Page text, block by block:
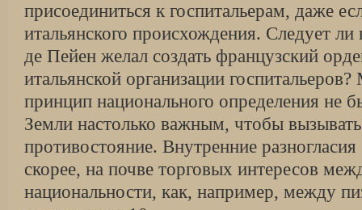
присоединиться к госпитальерам, даже
итальянского происхождения. Следует
де Пейен желал создать французский
итальянской организации
принцип национального определения не
Земли настолько важным, чтобы
противостояние. Внутренние разногласия
скорее, на почве торговых интересов
национальности, как, например, между